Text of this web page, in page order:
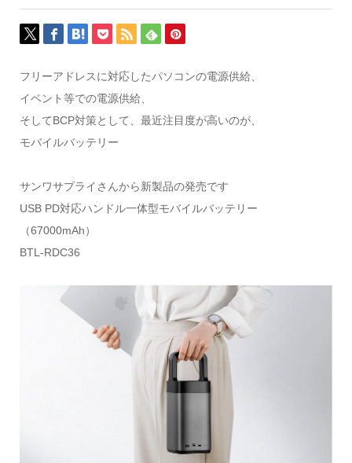
フリーアドレスに対応したパソコンの電源供給、
イベント等での電源供給、
そしてBCP対策として、最近注目度が高いのが、
モバイルバッテリー
サンワサプライさんから新製品の発売です
USB PD対応ハンドル一体型モバイルバッテリー
（67000mAh）
BTL-RDC36